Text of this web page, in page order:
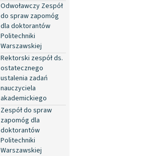
Odwoławczy Zespół
do spraw zapomóg
dla doktorantów
Politechniki
Warszawskiej
Rektorski zespół ds.
ostatecznego
ustalenia zadań
nauczyciela
akademickiego
Zespół do spraw
zapomóg dla
doktorantów
Politechniki
Warszawskiej